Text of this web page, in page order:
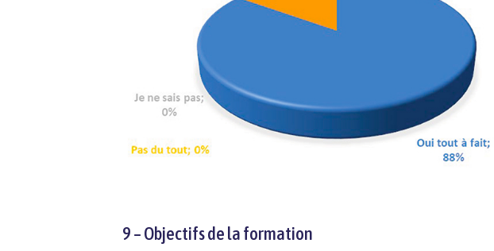
9 – Objectifs de la formation